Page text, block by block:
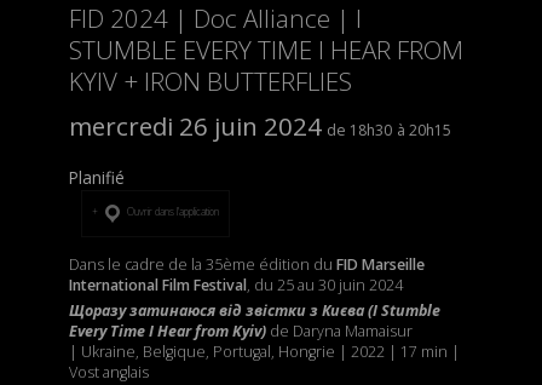
FID 2024 | Doc Alliance | I
STUMBLE EVERY TIME I HEAR FROM
KYIV + IRON BUTTERFLIES
mercredi 26 juin 2024
18h30 20h15
Planifié
Ouvrir dans l’application
Dans le cadre de la 35ème édition du FID Marseille
International Film Festival, du 25 au 30 juin 2024
Щоразу затинаюся від звістки з Києва (I Stumble
Every Time I Hear from Kyiv)de Daryna Mamaisur
| Ukraine, Belgique, Portugal, Hongrie | 2022 | 17 min |
Vost anglais